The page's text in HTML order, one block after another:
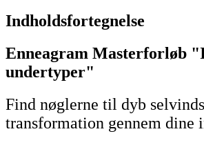
Indholdsfortegnelse
Enneagram Masterforløb
undertyper"
Find nøglerne til dyb
transformation gennem dine